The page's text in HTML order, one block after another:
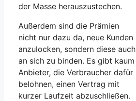
der Masse herauszustechen.
Außerdem sind die Prämien
nicht nur dazu da, neue Kunden
anzulocken, sondern diese auch
an sich zu binden. Es gibt kaum
Anbieter, die Verbraucher dafür
belohnen, einen Vertrag mit
kurzer Laufzeit abzuschließen.